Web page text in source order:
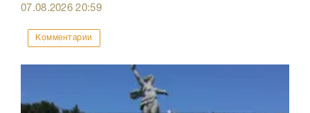
07.08.202620:59
Комментарии